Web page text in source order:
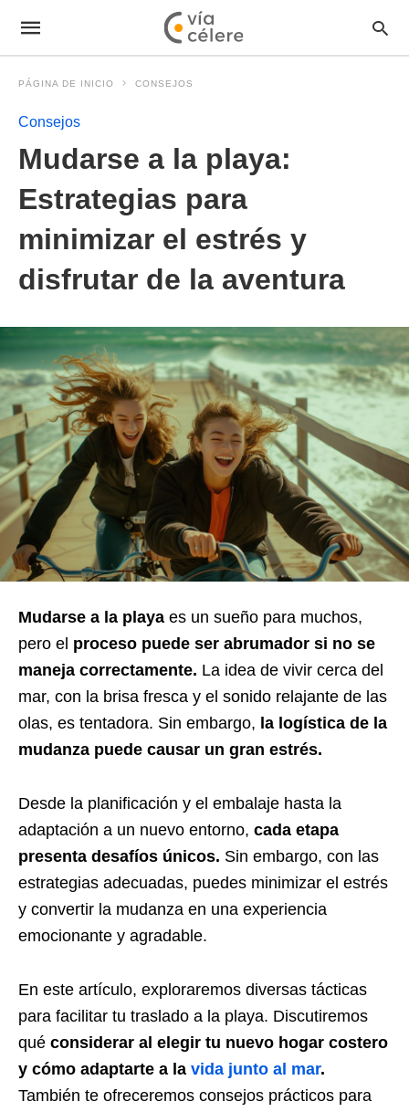
PÁGINA DE INICIO CONSEJOS
Consejos
Mudarse a la playa:
Estrategias para
minimizar el estrés y
disfrutar de la aventura
Mudarse a la playa es un sueño para muchos,
pero el proceso puede ser abrumador si no se
maneja correctamente. La idea de vivir cerca del
mar, con la brisa fresca y el sonido relajante de las
olas, es tentadora. Sin embargo, la logística de la
mudanza puede causar un gran estrés.
Desde la planificación y el embalaje hasta la
adaptación a un nuevo entorno, cada etapa
presenta desafíos únicos. Sin embargo, con las
estrategias adecuadas, puedes minimizar el estrés
y convertir la mudanza en una experiencia
emocionante y agradable.
En este artículo, exploraremos diversas tácticas
para facilitar tu traslado a la playa. Discutiremos
qué considerar al elegir tu nuevo hogar costero
y cómo adaptarte a la vida junto al mar.
También te ofreceremos consejos prácticos para